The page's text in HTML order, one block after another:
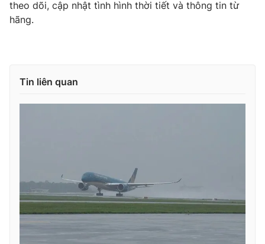
Giấy phép hoạt động báo in và báo điện tử số 483/GP-BTTTT
cấp ngày 29/12/2023
Tổng Biên tập:Vũ Thanh Thủy
Phó Tổng Biên tập:
Nguyễn Trọng Ninh
theo dõi, cập nhật tình hình thời tiết và thông tin từ
hãng.
Tin liên quan